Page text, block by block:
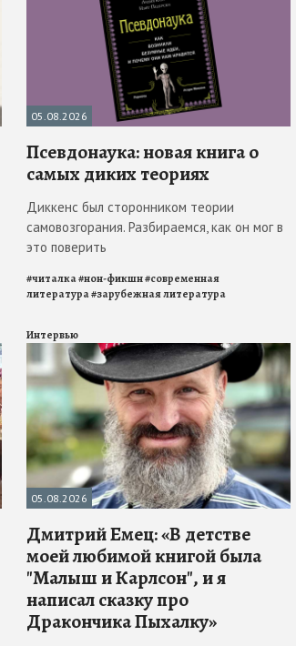
05.08.2026
Псевдонаука: новая книга о
самых диких теориях
Диккенс был сторонником теории
самовозгорания. Разбираемся, как он мог в
это поверить
#читалка#нон-фикшн#современная
литература#зарубежная литература
Интервью
05.08.2026
Дмитрий Емец: «В детстве
моей любимой книгой была
"Малыш и Карлсон", и я
написал сказку про
Дракончика Пыхалку»